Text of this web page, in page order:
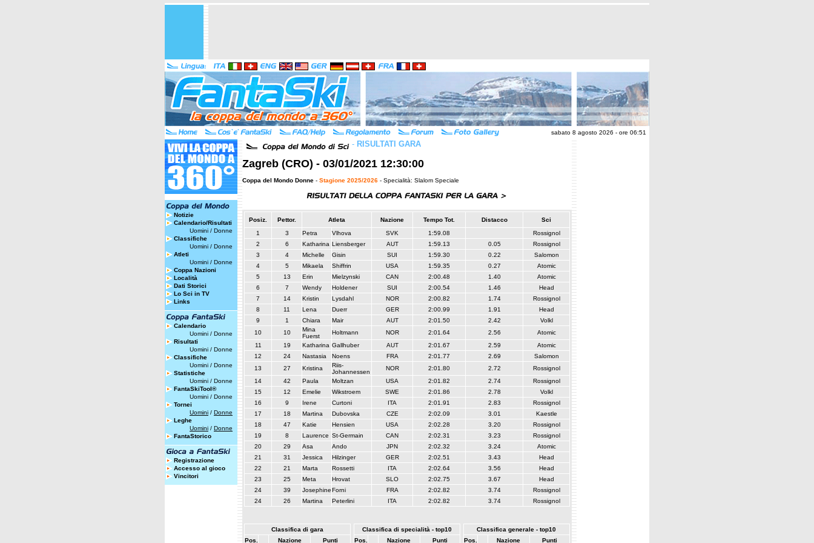
sabato 8 agosto 2026 - ore 06:51
Notizie
Calendario/Risultati
Uomini / Donne
Classifiche
Uomini / Donne
Atleti
Uomini / Donne
Coppa Nazioni
Località
Dati Storici
Lo Sci in TV
Links
Calendario
Uomini / Donne
Risultati
Uomini / Donne
Classifiche
Uomini / Donne
Statistiche
Uomini / Donne
FantaSkiTool®
Uomini / Donne
Tornei
Uomini / Donne
Leghe
Uomini / Donne
FantaStorico
Registrazione
Accesso al gioco
Vincitori
- RISULTATI GARA
Zagreb (CRO) - 03/01/2021 12:30:00
Coppa del Mondo Donne - Stagione 2025/2026 - Specialità: Slalom Speciale
Posiz. Pettor. Atleta Nazione Tempo Tot. Distacco
Sci
1
3 Petra Vlhova SVK 1:59.08
Rossignol
2
6 Katharina Liensberger AUT 1:59.13 0.05
Rossignol
3
4 Michelle Gisin SUI 1:59.30 0.22
Salomon
4
5 Mikaela Shiffrin USA 1:59.35 0.27
Atomic
5
13 Erin Mielzynski CAN 2:00.48 1.40
Atomic
6
7 Wendy Holdener SUI 2:00.54 1.46
Head
7
14 Kristin Lysdahl NOR 2:00.82 1.74
Rossignol
8
11 Lena Duerr GER 2:00.99 1.91
Head
9
1 Chiara Mair AUT 2:01.50 2.42
Volkl
10
10
Mina
Fuerst
Holtmann NOR 2:01.64 2.56
Atomic
11
19 Katharina Gallhuber AUT 2:01.67 2.59
Atomic
12
24 Nastasia Noens FRA 2:01.77 2.69
Salomon
13
27 Kristina
Riis-
Johannessen
NOR 2:01.80 2.72
Rossignol
14
42 Paula Moltzan USA 2:01.82 2.74
Rossignol
15
12 Emelie Wikstroem SWE 2:01.86 2.78
Volkl
16
9 Irene Curtoni ITA 2:01.91 2.83
Rossignol
17
18 Martina Dubovska CZE 2:02.09 3.01
Kaestle
18
47 Katie Hensien USA 2:02.28 3.20
Rossignol
19
8 Laurence St-Germain CAN 2:02.31 3.23
Rossignol
20
29 Asa Ando JPN 2:02.32 3.24
Atomic
21
31 Jessica Hilzinger GER 2:02.51 3.43
Head
22
21 Marta Rossetti ITA 2:02.64 3.56
Head
23
25 Meta Hrovat SLO 2:02.75 3.67
Head
24
39 JosephineForni FRA 2:02.82 3.74
Rossignol
24
26 Martina Peterlini ITA 2:02.82 3.74 Rossignol
Classifica di gara
Pos.
Nazione Punti
Classifica di specialità - top10
Pos.
Nazione Punti
Classifica generale - top10
Pos.
Nazione Punti